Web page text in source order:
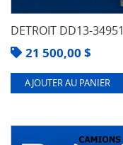
DETROIT DD13-34951
21 500,00 $
AJOUTER AU PANIER